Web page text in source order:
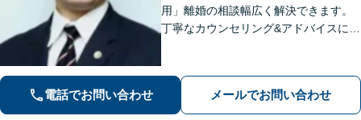
用」離婚の相談幅広く解決できます。
丁寧なカウンセリング&アドバイスに定
どにも幅広く対応できます【休日・夜
間相談可能】24時間メール受付
電話でお問い合わせ メールでお問い合わせ